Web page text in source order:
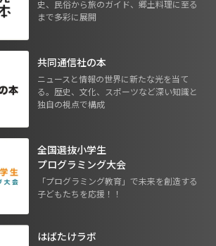
史、民俗から旅のガイド、郷土料理に至る
まで多彩に展開
共同通信社の本
ニュースと情報の世界に新たな光を当て
る。歴史、文化、スポーツなど深い知識と
独自の視点で構成
全国選抜小学生
プログラミング大会
「プログラミング教育」で未来を創造する
子どもたちを応援！！
はばたけラボ